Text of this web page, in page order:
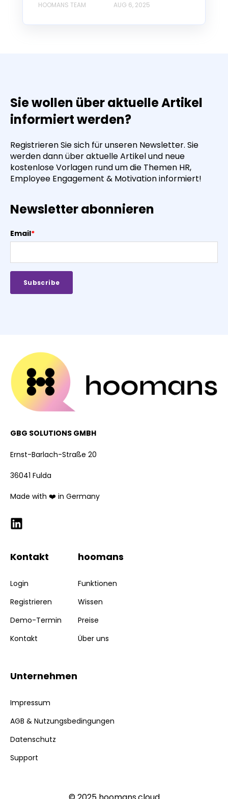
HOOMANS TEAM AUG 6, 2025
Sie wollen über aktuelle Artikel
informiert werden?
Registrieren Sie sich für unseren Newsletter. Sie
werden dann über aktuelle Artikel und neue
kostenlose Vorlagen rund um die Themen HR,
Employee Engagement & Motivation informiert!
Newsletter abonnieren
Email*
GBG SOLUTIONS GMBH
Ernst-Barlach-Straße 20
36041 Fulda
Made with ❤️ in Germany
Kontakt
Login
Registrieren
Demo-Termin
Kontakt
hoomans
Funktionen
Wissen
Preise
Über uns
Unternehmen
Impressum
AGB & Nutzungsbedingungen
Datenschutz
Support